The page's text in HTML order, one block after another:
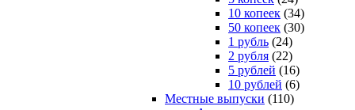
10 копеек (34)
50 копеек (30)
1 рубль (24)
2 рубля (22)
5 рублей (16)
10 рублей (6)
Местные выпуски (110)